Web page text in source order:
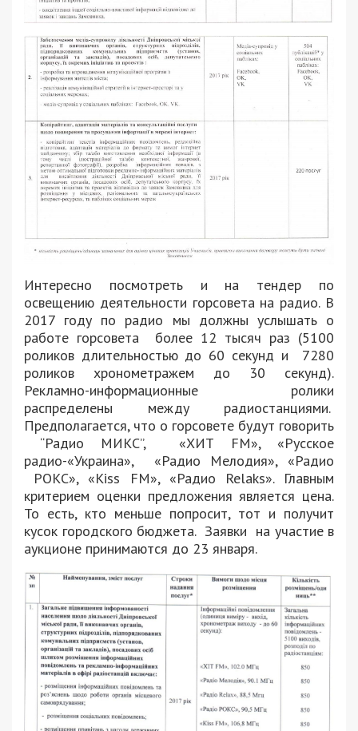
Интересно посмотреть и на тендер по
освещению деятельности горсовета на радио. В
2017 году по радио мы должны услышать о
работе горсовета более 12 тысяч раз (5100
роликов длительностью до 60 секунд и 7280
роликов хронометражем до 30 секунд).
Рекламно-информационные ролики
распределены между радиостанциями.
Предполагается, что о горсовете будут говорить
“Радио МИКС”, «ХИТ FM», «Русское
радио-«Украина», «Радио Мелодия», «Радио
РОКС», «Kiss FM», «Радио Relaks». Главным
критерием оценки предложения является цена.
То есть, кто меньше попросит, тот и получит
кусок городского бюджета. Заявки на участие в
аукционе принимаются до 23 января.